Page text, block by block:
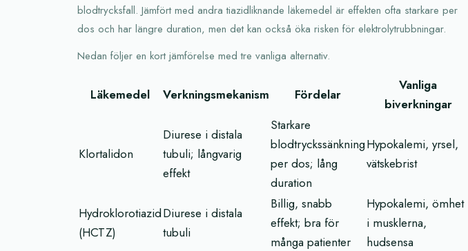
blodtrycksfall. Jämfört med andra tiazidliknande läkemedel är effekten ofta starkare per
dos och har längre duration, men det kan också öka risken för elektrolytrubbningar.
Nedan följer en kort jämförelse med tre vanliga alternativ.
Läkemedel Verkningsmekanism Fördelar
Vanliga
biverkningar
Klortalidon
Diurese i distala
tubuli; långvarig
effekt
Starkare
blodtryckssänkning
per dos; lång
duration
Hypokalemi, yrsel,
vätskebrist
Hydroklorotiazid
(HCTZ)
Diurese i distala
tubuli
Billig, snabb
effekt; bra för
många patienter
Hypokalemi, ömhet
i musklerna,
hudsensa